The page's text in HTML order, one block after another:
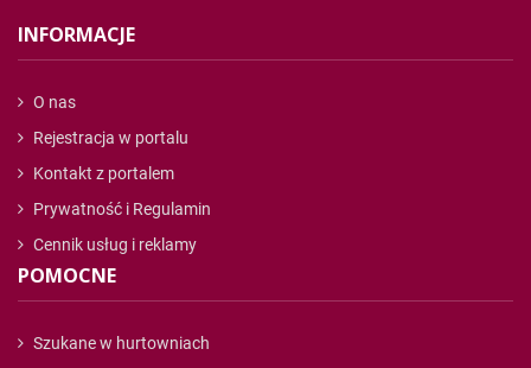
INFORMACJE
O nas
Rejestracja w portalu
Kontakt z portalem
Prywatność i Regulamin
Cennik usług i reklamy
POMOCNE
Szukane w hurtowniach